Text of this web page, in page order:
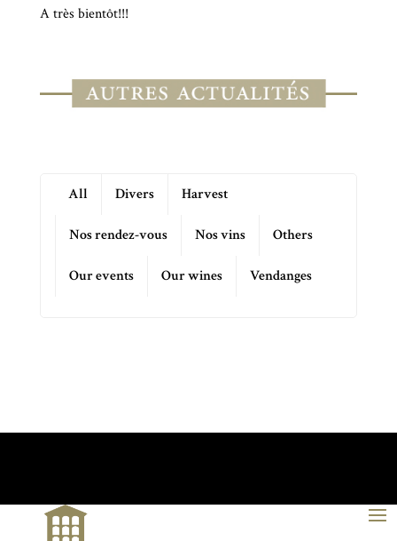
A très bientôt!!!
All Divers Harvest
Nos rendez-vous Nos vins Others
Our events Our wines Vendanges